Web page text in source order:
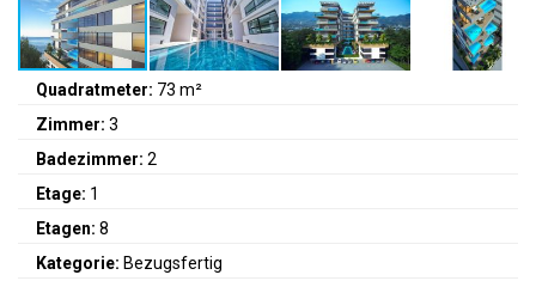
Quadratmeter: 73 m²
Zimmer: 3
Badezimmer: 2
Etage: 1
Etagen: 8
Kategorie: Bezugsfertig